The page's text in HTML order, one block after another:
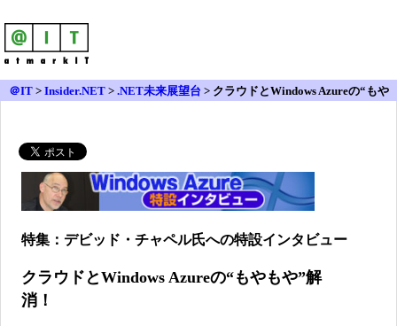
＠IT > Insider.NET > .NET未来展望台 > クラウドとWindows Azureの“もや
特集：デビッド・チャペル氏への特設インタビュー
クラウドとWindows Azureの“もやもや”解
消！